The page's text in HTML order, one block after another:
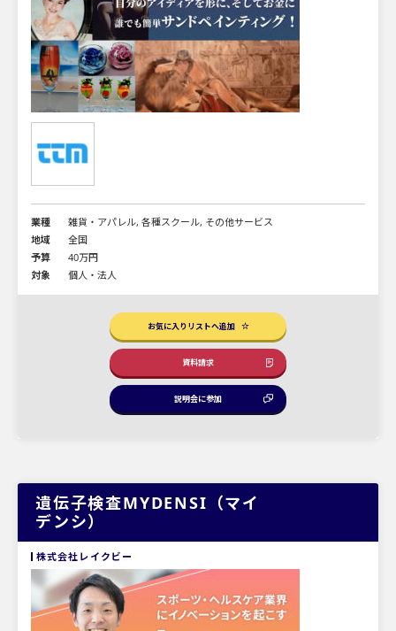
業種
雑貨・アパレル, 各種スクール, その他サービス
地域
全国
予算
40万円
対象
個人・法人
お気に入りリストへ追加
資料請求
説明会に参加
遺伝子検査MYDENSI（マイ
デンシ）
株式会社レイクビー